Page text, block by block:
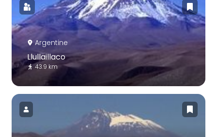
Argentine
Llullaillaco
43.9 km